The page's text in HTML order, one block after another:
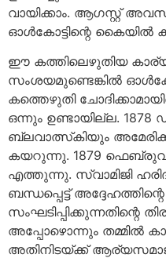
വായിക്കാം. ആഗസ്റ്റ്
ഓള്‍കോട്ടിന്റെ കൈയില്‍
ഈ കത്തിലെഴുതിയ
സംശയമുണ്ടെങ്കില്‍
കത്തെഴുതി
ഒന്നും ഉണ്ടായില്ല.
ബ്ലവാത്സ്‌കിയും
കയറുന്നു. 1879
എത്തുന്നു. സ്വാമിജി
ബന്ധപ്പെട്ട്
സംഘടിപ്പിക്കുന്നതിന്റെ
അപ്പോഴൊന്നും തമ്മില്‍
അതിനിടയ്ക്ക്